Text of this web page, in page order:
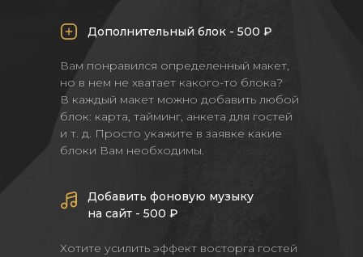
Дополнительный блок - 500 ₽
Хотите усилить эффект восторга гостей
Вам понравился определенный макет,
но в нем не хватает какого-то блока?
В каждый макет можно добавить любой
блок: карта, тайминг, анкета для гостей
и т. д. Просто укажите в заявке какие
блоки Вам необходимы.
Добавить фоновую музыку
на сайт - 500 ₽